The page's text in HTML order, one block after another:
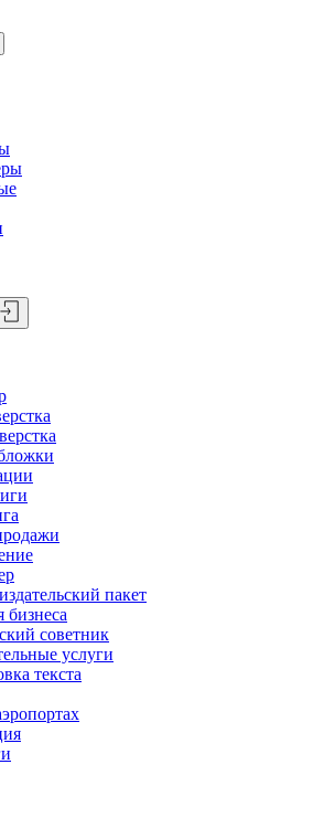
пакет
бизнеса
советник
услуги
текста